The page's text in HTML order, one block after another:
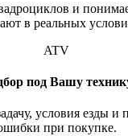
и
в реальных
ATV
под Вашу
условия езды и
при покупке.